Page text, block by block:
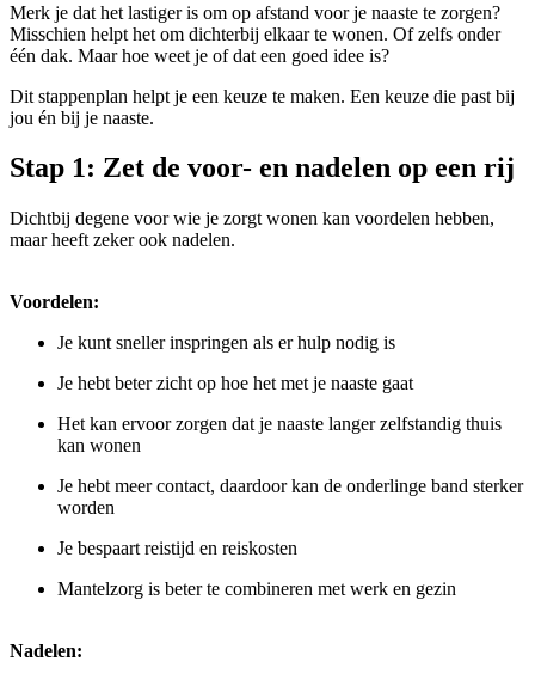
Merk je dat het lastiger is om op afstand voor je naaste te zorgen?
Misschien helpt het om dichterbij elkaar te wonen. Of zelfs onder
één dak. Maar hoe weet je of dat een goed idee is?
Dit stappenplan helpt je een keuze te maken. Een keuze die past bij
jou én bij je naaste.
Stap 1: Zet de voor- en nadelen op een rij
Dichtbij degene voor wie je zorgt wonen kan voordelen hebben,
maar heeft zeker ook nadelen.
Voordelen:
Je kunt sneller inspringen als er hulp nodig is
Je hebt beter zicht op hoe het met je naaste gaat
Het kan ervoor zorgen dat je naaste langer zelfstandig thuis
kan wonen
Je hebt meer contact, daardoor kan de onderlinge band sterker
worden
Je bespaart reistijd en reiskosten
Mantelzorg is beter te combineren met werk en gezin
Nadelen: